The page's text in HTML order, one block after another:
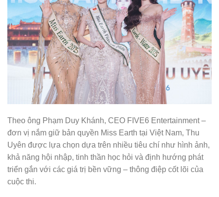
Theo ông Phạm Duy Khánh, CEO FIVE6 Entertainment –
đơn vị nắm giữ bản quyền Miss Earth tại Việt Nam, Thu
Uyên được lựa chọn dựa trên nhiều tiêu chí như hình ảnh,
khả năng hội nhập, tinh thần học hỏi và định hướng phát
triển gắn với các giá trị bền vững – thông điệp cốt lõi của
cuộc thi.